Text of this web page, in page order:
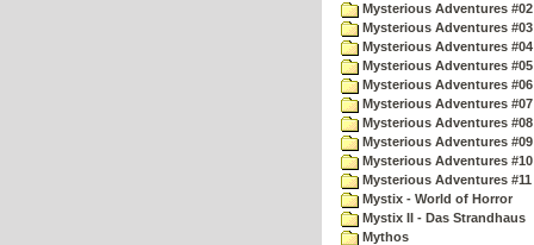
Mysterious Adventures
Mysterious Adventures
Mysterious Adventures
Mysterious Adventures
Mysterious Adventures
Mysterious Adventures
Mysterious Adventures
Mysterious Adventures
Mysterious Adventures
Mysterious Adventures
Mystix - World of Horror
Mystix II - Das Strandhaus
Mythos